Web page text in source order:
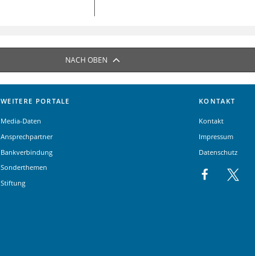
NACH OBEN
WEITERE PORTALE
Media-Daten
Ansprechpartner
Bankverbindung
Sonderthemen
Stiftung
KONTAKT
Kontakt
Impressum
Datenschutz